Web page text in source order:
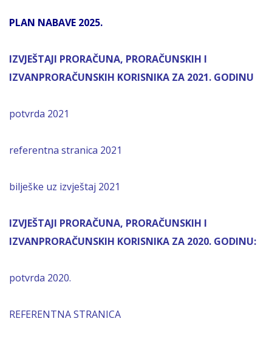
PLAN NABAVE 2025.
IZVJEŠTAJI PRORAČUNA, PRORAČUNSKIH I
IZVANPRORAČUNSKIH KORISNIKA ZA 2021. GODINU
potvrda 2021
referentna stranica 2021
bilješke uz izvještaj 2021
IZVJEŠTAJI PRORAČUNA, PRORAČUNSKIH I
IZVANPRORAČUNSKIH KORISNIKA ZA 2020. GODINU:
potvrda 2020.
REFERENTNA STRANICA